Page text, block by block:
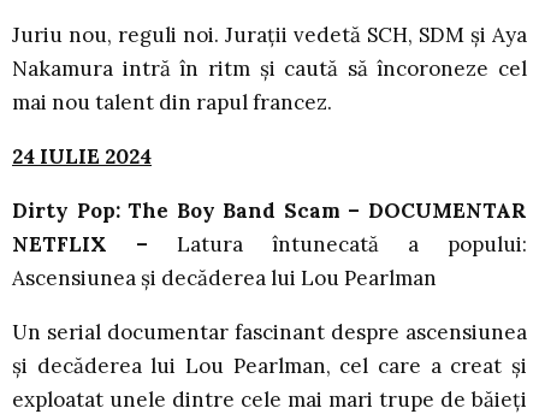
Juriu nou, reguli noi. Jurații vedetă SCH, SDM și Aya
Nakamura intră în ritm și caută să încoroneze cel
mai nou talent din rapul francez.
24 IULIE 2024
Dirty Pop: The Boy Band Scam – DOCUMENTAR
NETFLIX – Latura întunecată a popului:
Ascensiunea și decăderea lui Lou Pearlman
Un serial documentar fascinant despre ascensiunea
și decăderea lui Lou Pearlman, cel care a creat și
exploatat unele dintre cele mai mari trupe de băieți